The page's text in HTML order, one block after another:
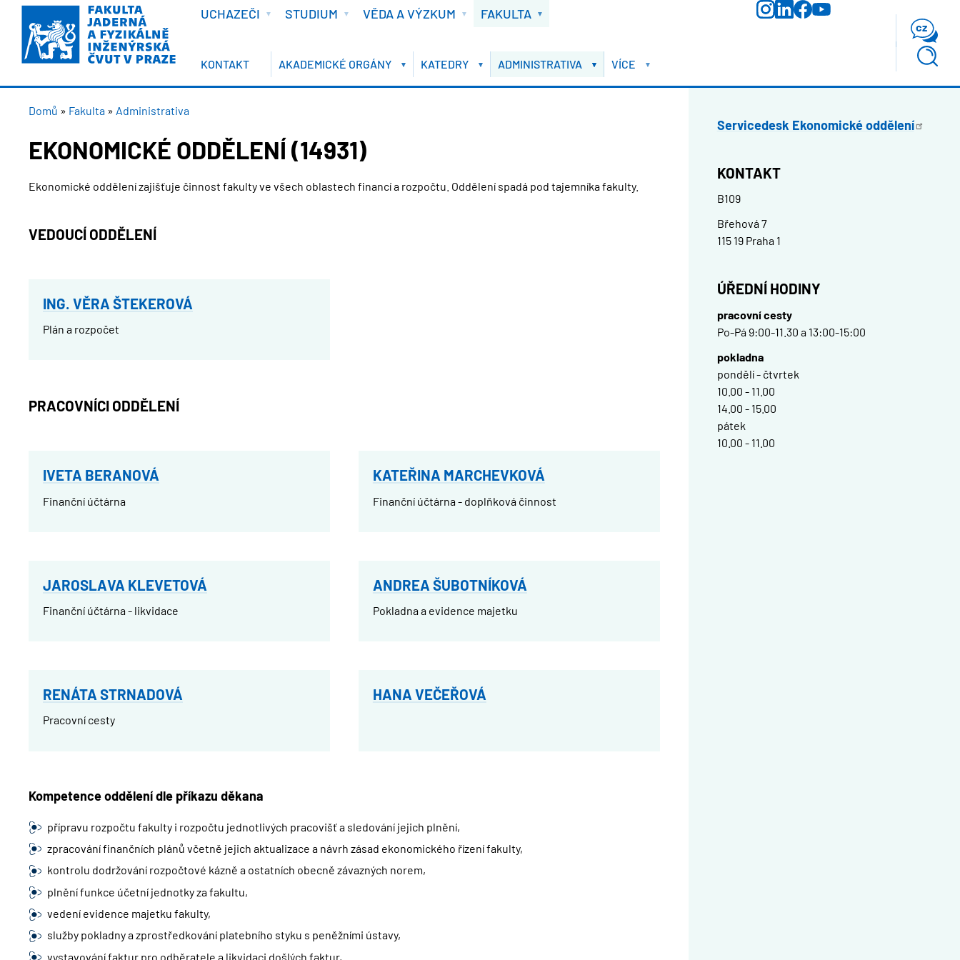
Přejít
hlavnímu
obsahu
VÍTEJTE
UCHAZEČI STUDIUM VĚDA A VÝZKUM FAKULTA
cz
KONTAKT AKADEMICKÉ ORGÁNY KATEDRY ADMINISTRATIVA VÍCE
DROBEČKOVÁ
Domů Fakulta Administrativa
EKONOMICKÉ ODDĚLENÍ (14931)
Ekonomické oddělení zajišťuje činnost fakulty ve všech oblastech financí a rozpočtu. Oddělení spadá pod tajemníka fakulty.
VEDOUCÍ ODDĚLENÍ
ING. VĚRA ŠTEKEROVÁ
Plán a rozpočet
PRACOVNÍCI ODDĚLENÍ
IVETA BERANOVÁ
Finanční účtárna
KATEŘINA MARCHEVKOVÁ
Finanční účtárna - doplňková činnost
JAROSLAVA KLEVETOVÁ
Finanční účtárna - likvidace
ANDREA ŠUBOTNÍKOVÁ
Pokladna a evidence majetku
RENÁTA STRNADOVÁ
Pracovní cesty
HANA VEČEŘOVÁ
Kompetence oddělení dle příkazu děkana
přípravu rozpočtu fakulty i rozpočtu jednotlivých pracovišť a sledování jejich plnění,
zpracování finančních plánů včetně jejich aktualizace a návrh zásad ekonomického řízení fakulty,
kontrolu dodržování rozpočtové kázně a ostatních obecně závazných norem,
plnění funkce účetní jednotky za fakultu,
vedení evidence majetku fakulty,
služby pokladny a zprostředkování platebního styku s peněžními ústavy,
vystavování faktur pro odběratele a likvidaci došlých faktur,
Servicedesk Ekonomickéoddělení
KONTAKT
B109
Břehová 7
115 19 Praha 1
ÚŘEDNÍ HODINY
pracovní cesty
Po-Pá 9:00-11.30 a 13:00-15:00
pokladna
pondělí - čtvrtek
10.00 - 11.00
14.00 - 15.00
pátek
10.00 - 11.00